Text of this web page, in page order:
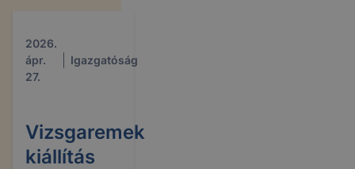
2026.
ápr.
27.
Igazgatóság
Vizsgaremek
kiállítás